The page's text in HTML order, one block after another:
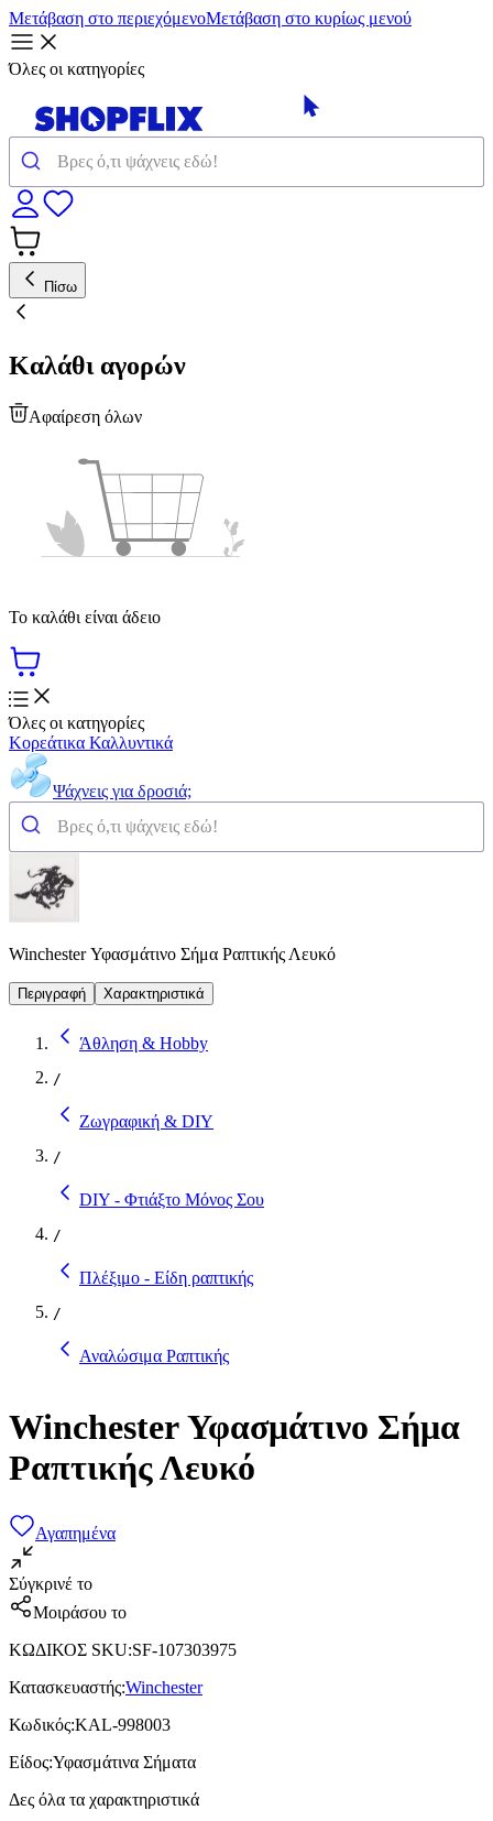
Μετάβαση στο περιεχόμενοΜετάβαση στο κυρίως μενού
Όλες οι κατηγορίες
Πίσω
Καλάθι αγορών
Αφαίρεση όλων
Το καλάθι είναι άδειο
Όλες οι κατηγορίες
Κορεάτικα Καλλυντικά
Ψάχνεις για δροσιά;
Winchester Υφασμάτινο Σήμα Ραπτικής Λευκό
Περιγραφή Χαρακτηριστικά
Άθληση & Hobby
/
Ζωγραφική & DIY
/
DIY - Φτιάξτο Μόνος Σου
/
Πλέξιμο - Είδη ραπτικής
/
Αναλώσιμα Ραπτικής
Winchester Υφασμάτινο Σήμα
Ραπτικής Λευκό
Αγαπημένα
Σύγκρινέ το
Μοιράσου το
ΚΩΔΙΚΟΣ SKU:SF-107303975
Κατασκευαστής:Winchester
Κωδικός:KAL-998003
Είδος:Υφασμάτινα Σήματα
Δες όλα τα χαρακτηριστικά